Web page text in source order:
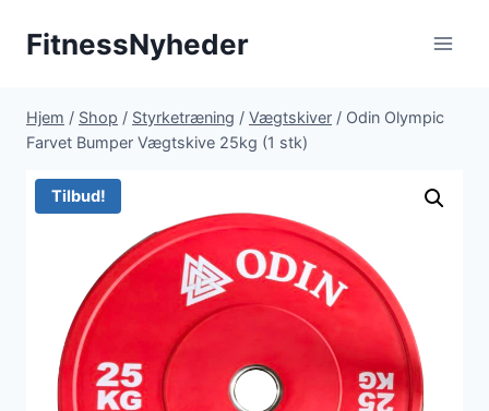
FitnessNyheder
Hjem / Shop / Styrketræning / Vægtskiver / Odin Olympic
Farvet Bumper Vægtskive 25kg (1 stk)
Tilbud!